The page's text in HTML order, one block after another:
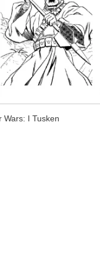
Wars: I Tusken